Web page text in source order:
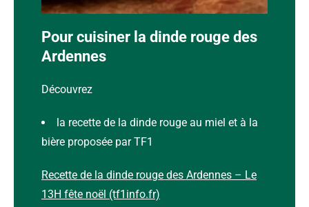
Pour cuisiner la dinde rouge des
Ardennes
Découvrez
la recette de la dinde rouge au miel et à la
bière proposée par TF1
Recette de la dinde rouge des Ardennes – Le
13H fête noël (tf1info.fr)